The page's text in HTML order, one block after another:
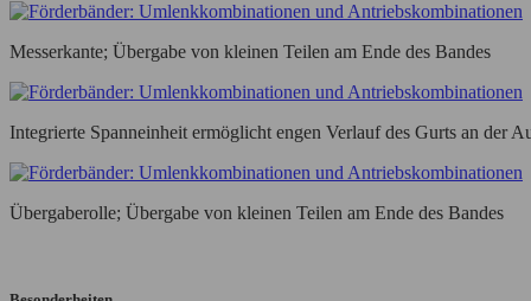
Messerkante; Übergabe von kleinen Teilen am Ende des Bandes
Integrierte Spanneinheit ermöglicht engen Verlauf des Gurts an der
Übergaberolle; Übergabe von kleinen Teilen am Ende des Bandes